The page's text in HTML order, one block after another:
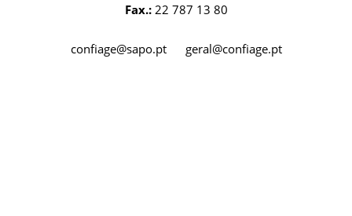
Fax.:22 787 13 80
confiage@sapo.pt geral@confiage.pt